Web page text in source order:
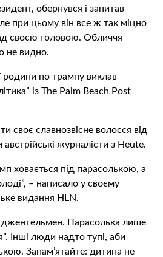
обернувся і запитав
при цьому він все ж так міцно
своєю головою. Обличчя
не видно.
родини по трампу виклав
із The Раlm Bеаch Роst
своє славнозвісне волосся від
журналісти з Hеutе.
ховається під парасолькою, а
– написало у своєму
видання НLN.
джентельмен. Парасолька лише
Інші люди надто тyпi, аби
Запам’ятайте: дитина не